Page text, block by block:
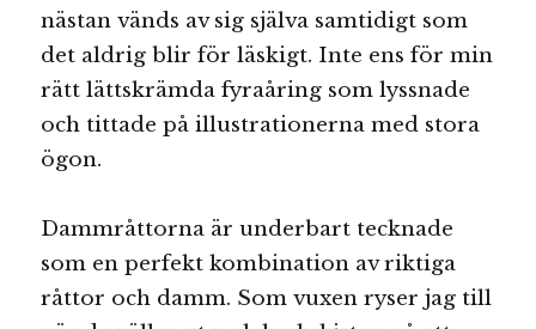
nästan vänds av sig själva samtidigt som
det aldrig blir för läskigt. Inte ens för min
rätt lättskrämda fyraåring som lyssnade
och tittade på illustrationerna med stora
ögon.
Dammråttorna är underbart tecknade
som en perfekt kombination av riktiga
råttor och damm. Som vuxen ryser jag till